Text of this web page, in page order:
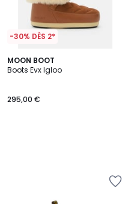
-30% DÈS 2*
MOON BOOT
Boots Evx Igloo
295,00 €